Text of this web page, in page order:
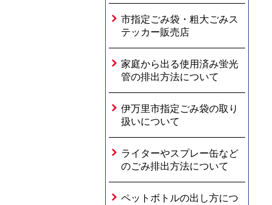
市指定ごみ袋・粗大ごみス
テッカー販売店
家庭から出る使用済み蛍光
管の排出方法について
伊万里市指定ごみ袋の取り
扱いについて
ライターやスプレー缶など
のごみ排出方法について
ペットボトルの出し方につ